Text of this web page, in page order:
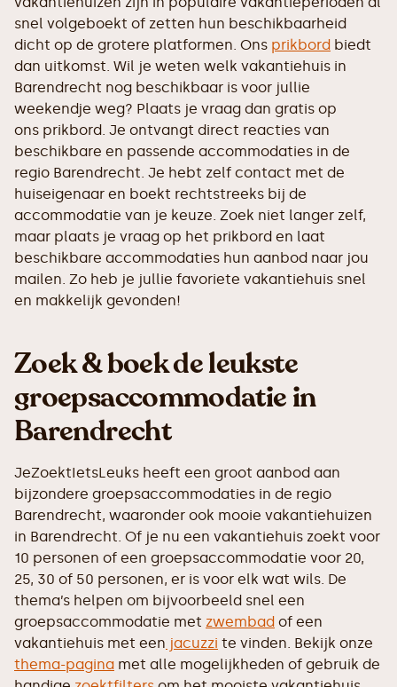
snel volgeboekt of zetten hun beschikbaarheid
dicht op de grotere platformen. Ons prikbord biedt
dan uitkomst. Wil je weten welk vakantiehuis in
Barendrecht nog beschikbaar is voor jullie
weekendje weg? Plaats je vraag dan gratis op
ons prikbord. Je ontvangt direct reacties van
beschikbare en passende accommodaties in de
regio Barendrecht. Je hebt zelf contact met de
huiseigenaar en boekt rechtstreeks bij de
accommodatie van je keuze. Zoek niet langer zelf,
maar plaats je vraag op het prikbord en laat
beschikbare accommodaties hun aanbod naar jou
mailen. Zo heb je jullie favoriete vakantiehuis snel
en makkelijk gevonden!
Zoek & boek de leukste
groepsaccommodatie in
Barendrecht
JeZoektIetsLeuks heeft een groot aanbod aan
bijzondere groepsaccommodaties in de regio
Barendrecht, waaronder ook mooie vakantiehuizen
in Barendrecht. Of je nu een vakantiehuis zoekt voor
10 personen of een groepsaccommodatie voor 20,
25, 30 of 50 personen, er is voor elk wat wils. De
thema’s helpen om bijvoorbeeld snel een
groepsaccommodatie met zwembad of een
vakantiehuis met een jacuzzi te vinden. Bekijk onze
thema-pagina met alle mogelijkheden of gebruik de